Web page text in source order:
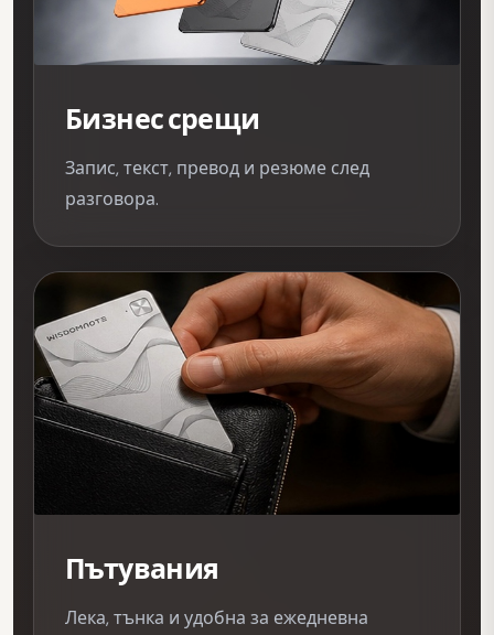
Бизнес срещи
Запис, текст, превод и резюме след
разговора.
Пътувания
Лека, тънка и удобна за ежедневна